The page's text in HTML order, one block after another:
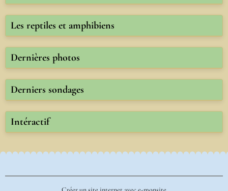
Les reptiles et amphibiens
Dernières photos
Derniers sondages
Intéractif